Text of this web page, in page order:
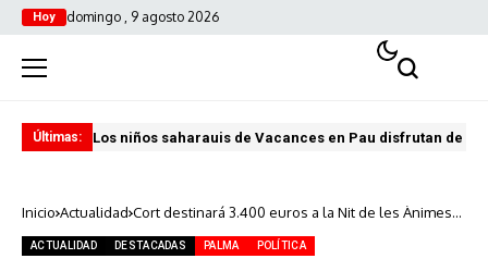
Hoy domingo , 9 agosto 2026
Últimas: Los niños saharauis de Vacances en Pau disfrutan de
Inicio Actualidad Cort destinará 3.400 euros a la Nit de les Ànimes
noviembre
ACTUALIDAD DESTACADAS PALMA POLÍTICA